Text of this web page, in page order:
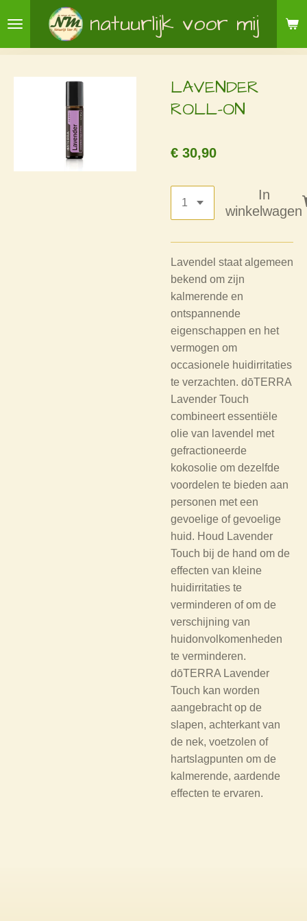
direct
naar
hoofdinhoud
natuurlijk voor mij
LAVENDER
ROLL-ON
€ 30,90
In
winkelwagen
Lavendel staat algemeen
bekend om zijn
kalmerende en
ontspannende
eigenschappen en het
vermogen om
occasionele huidirritaties
te verzachten. dōTERRA
Lavender Touch
combineert essentiële
olie van lavendel met
gefractioneerde
kokosolie om dezelfde
voordelen te bieden aan
personen met een
gevoelige of gevoelige
huid. Houd Lavender
Touch bij de hand om de
effecten van kleine
huidirritaties te
verminderen of om de
verschijning van
huidonvolkomenheden
te verminderen.
dōTERRA Lavender
Touch kan worden
aangebracht op de
slapen, achterkant van
de nek, voetzolen of
hartslagpunten om de
kalmerende, aardende
effecten te ervaren.